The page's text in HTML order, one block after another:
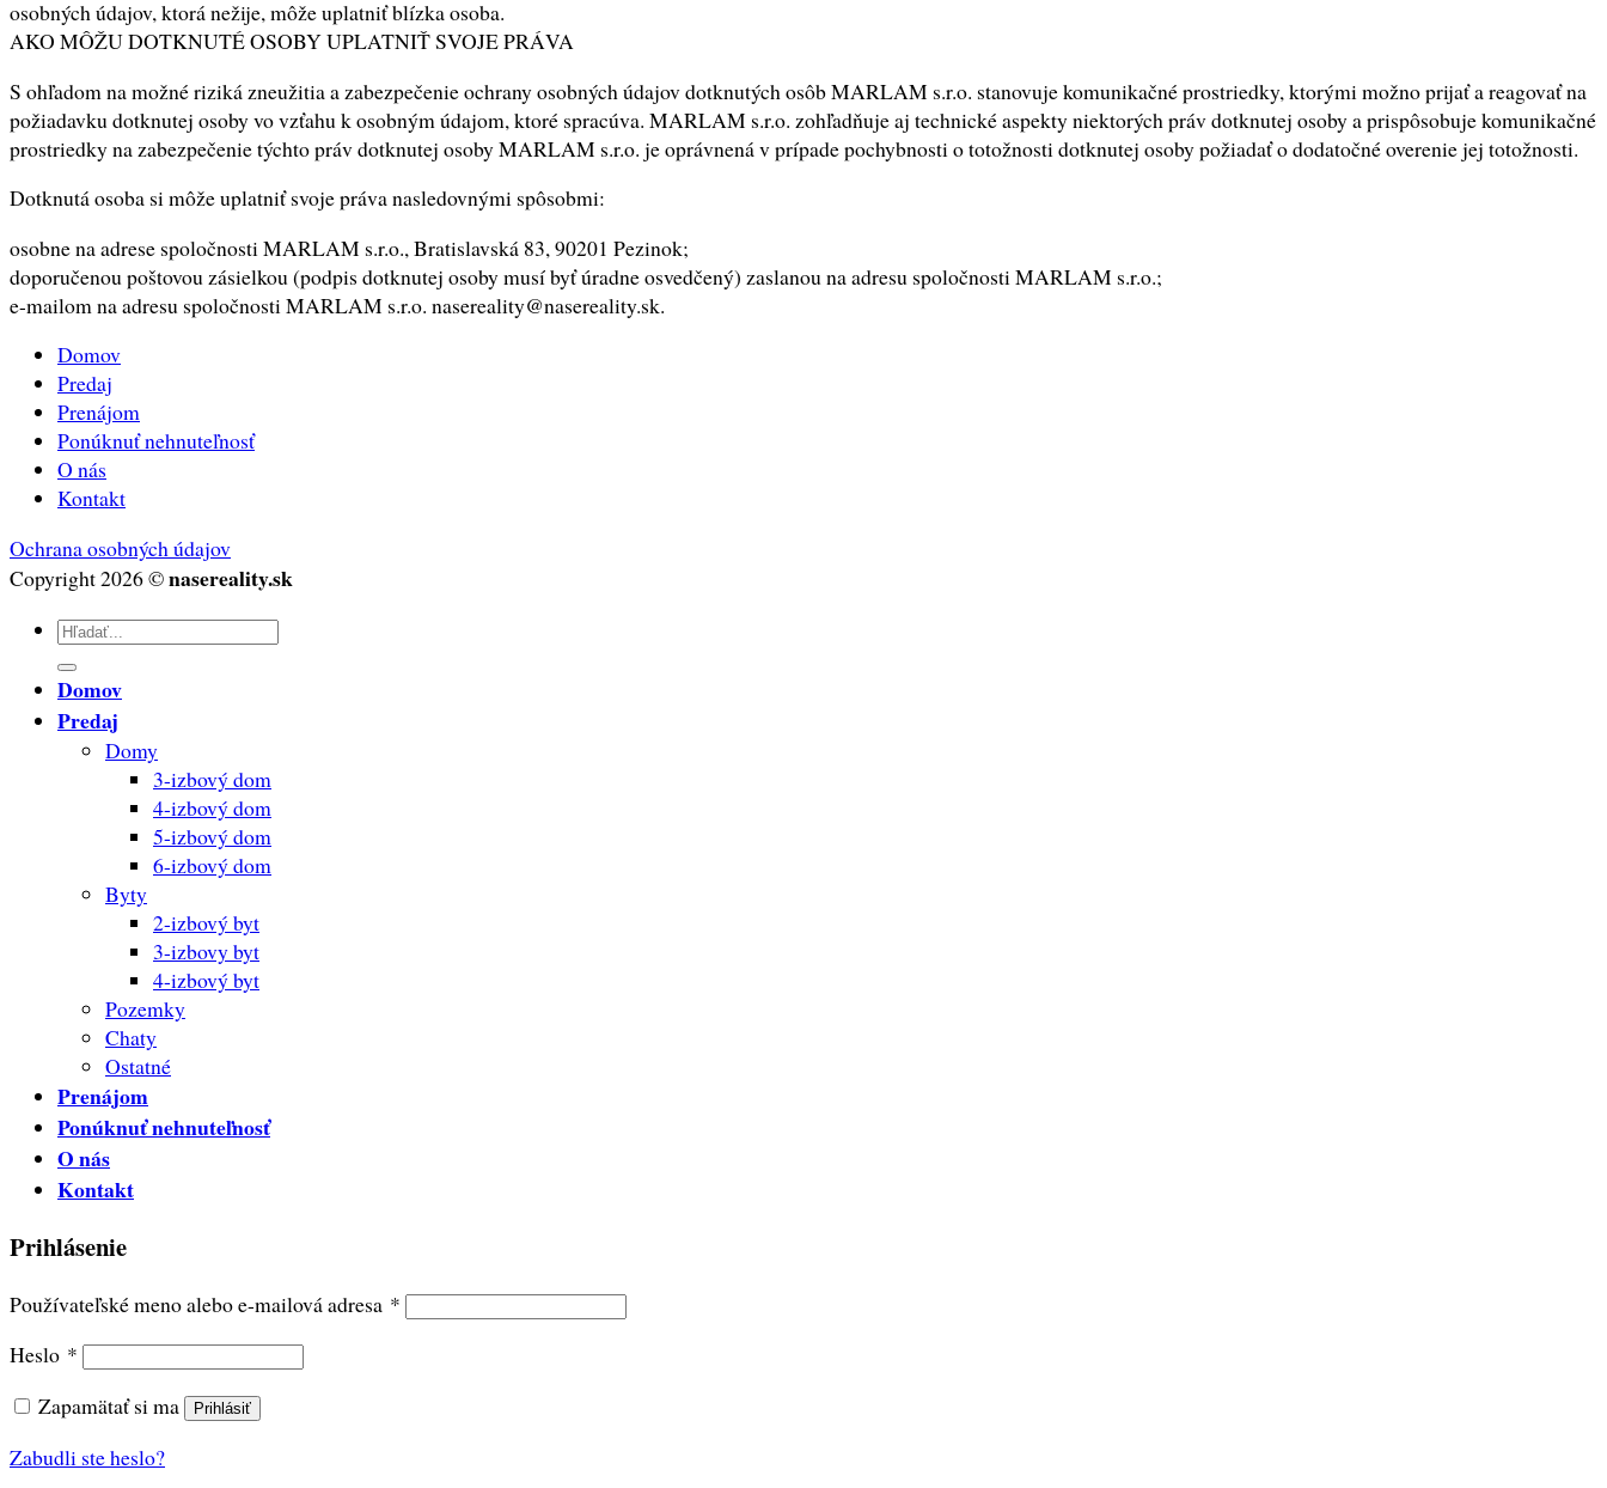
osobných údajov, ktorá nežije, môže uplatniť blízka osoba.
AKO MÔŽU DOTKNUTÉ OSOBY UPLATNIŤ SVOJE PRÁVA
S ohľadom na možné riziká zneužitia a zabezpečenie ochrany osobných údajov dotknutých osôb MARLAM s.r.o. stanovuje komunikačné prostriedky, ktorými možno prijať a reagovať na
požiadavku dotknutej osoby vo vzťahu k osobným údajom, ktoré spracúva. MARLAM s.r.o. zohľadňuje aj technické aspekty niektorých práv dotknutej osoby a prispôsobuje komunikačné
prostriedky na zabezpečenie týchto práv dotknutej osoby MARLAM s.r.o. je oprávnená v prípade pochybnosti o totožnosti dotknutej osoby požiadať o dodatočné overenie jej totožnosti.
Dotknutá osoba si môže uplatniť svoje práva nasledovnými spôsobmi:
osobne na adrese spoločnosti MARLAM s.r.o., Bratislavská 83, 90201 Pezinok;
doporučenou poštovou zásielkou (podpis dotknutej osoby musí byť úradne osvedčený) zaslanou na adresu spoločnosti MARLAM s.r.o.;
e-mailom na adresu spoločnosti MARLAM s.r.o. nasereality@nasereality.sk.
Domov
Predaj
Prenájom
Ponúknuť nehnuteľnosť
O nás
Kontakt
Ochrana osobných údajov
Copyright 2026 ©nasereality.sk
Hľadať:
Domov
Predaj
Domy
3-izbový dom
4-izbový dom
5-izbový dom
6-izbový dom
Byty
2-izbový byt
3-izbovy byt
4-izbový byt
Pozemky
Chaty
Ostatné
Prenájom
Ponúknuť nehnuteľnosť
O nás
Kontakt
Prihlásenie
Používateľské meno alebo e-mailová adresa * Povinné
Heslo * Povinné
Zapamätať si ma
Prihlásiť
Zabudli ste heslo?